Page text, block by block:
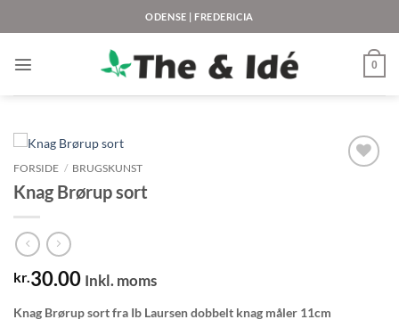
til
ODENSE | FREDERICIA
0
FORSIDE / BRUGSKUNST
Knag Brørup sort
kr. 30.00 Inkl. moms
Knag Brørup sort fra Ib Laursen dobbelt knag måler 11cm